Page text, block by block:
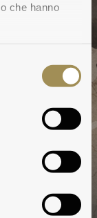
che hanno